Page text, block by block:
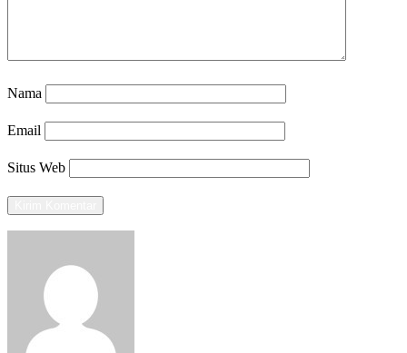
Nama
Email
Situs Web